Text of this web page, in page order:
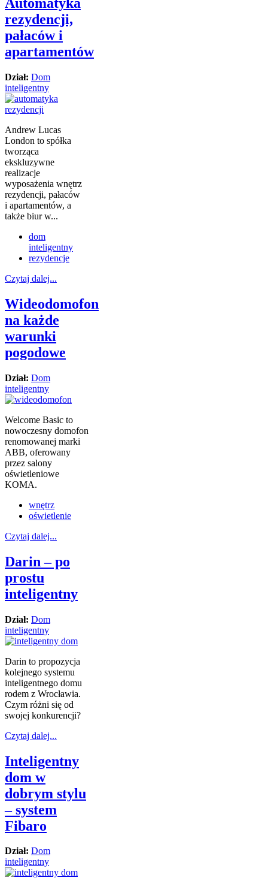
rezydencji,
pałaców i
apartamentów
Dział: Dom
inteligentny
Andrew Lucas
London to spółka
tworząca
ekskluzywne
realizacje
wyposażenia wnętrz
rezydencji, pałaców
i apartamentów, a
także biur w...
dom
inteligentny
rezydencje
Czytaj dalej...
Wideodomofon
na każde
warunki
pogodowe
Dział: Dom
inteligentny
Welcome Basic to
nowoczesny domofon
renomowanej marki
ABB, oferowany
przez salony
oświetleniowe
KOMA.
wnętrz
oświetlenie
Czytaj dalej...
Darin – po
prostu
inteligentny
Dział: Dom
inteligentny
Darin to propozycja
kolejnego systemu
inteligentnego domu
rodem z Wrocławia.
Czym różni się od
swojej konkurencji?
Czytaj dalej...
Inteligentny
dom w
dobrym stylu
– system
Fibaro
Dział: Dom
inteligentny